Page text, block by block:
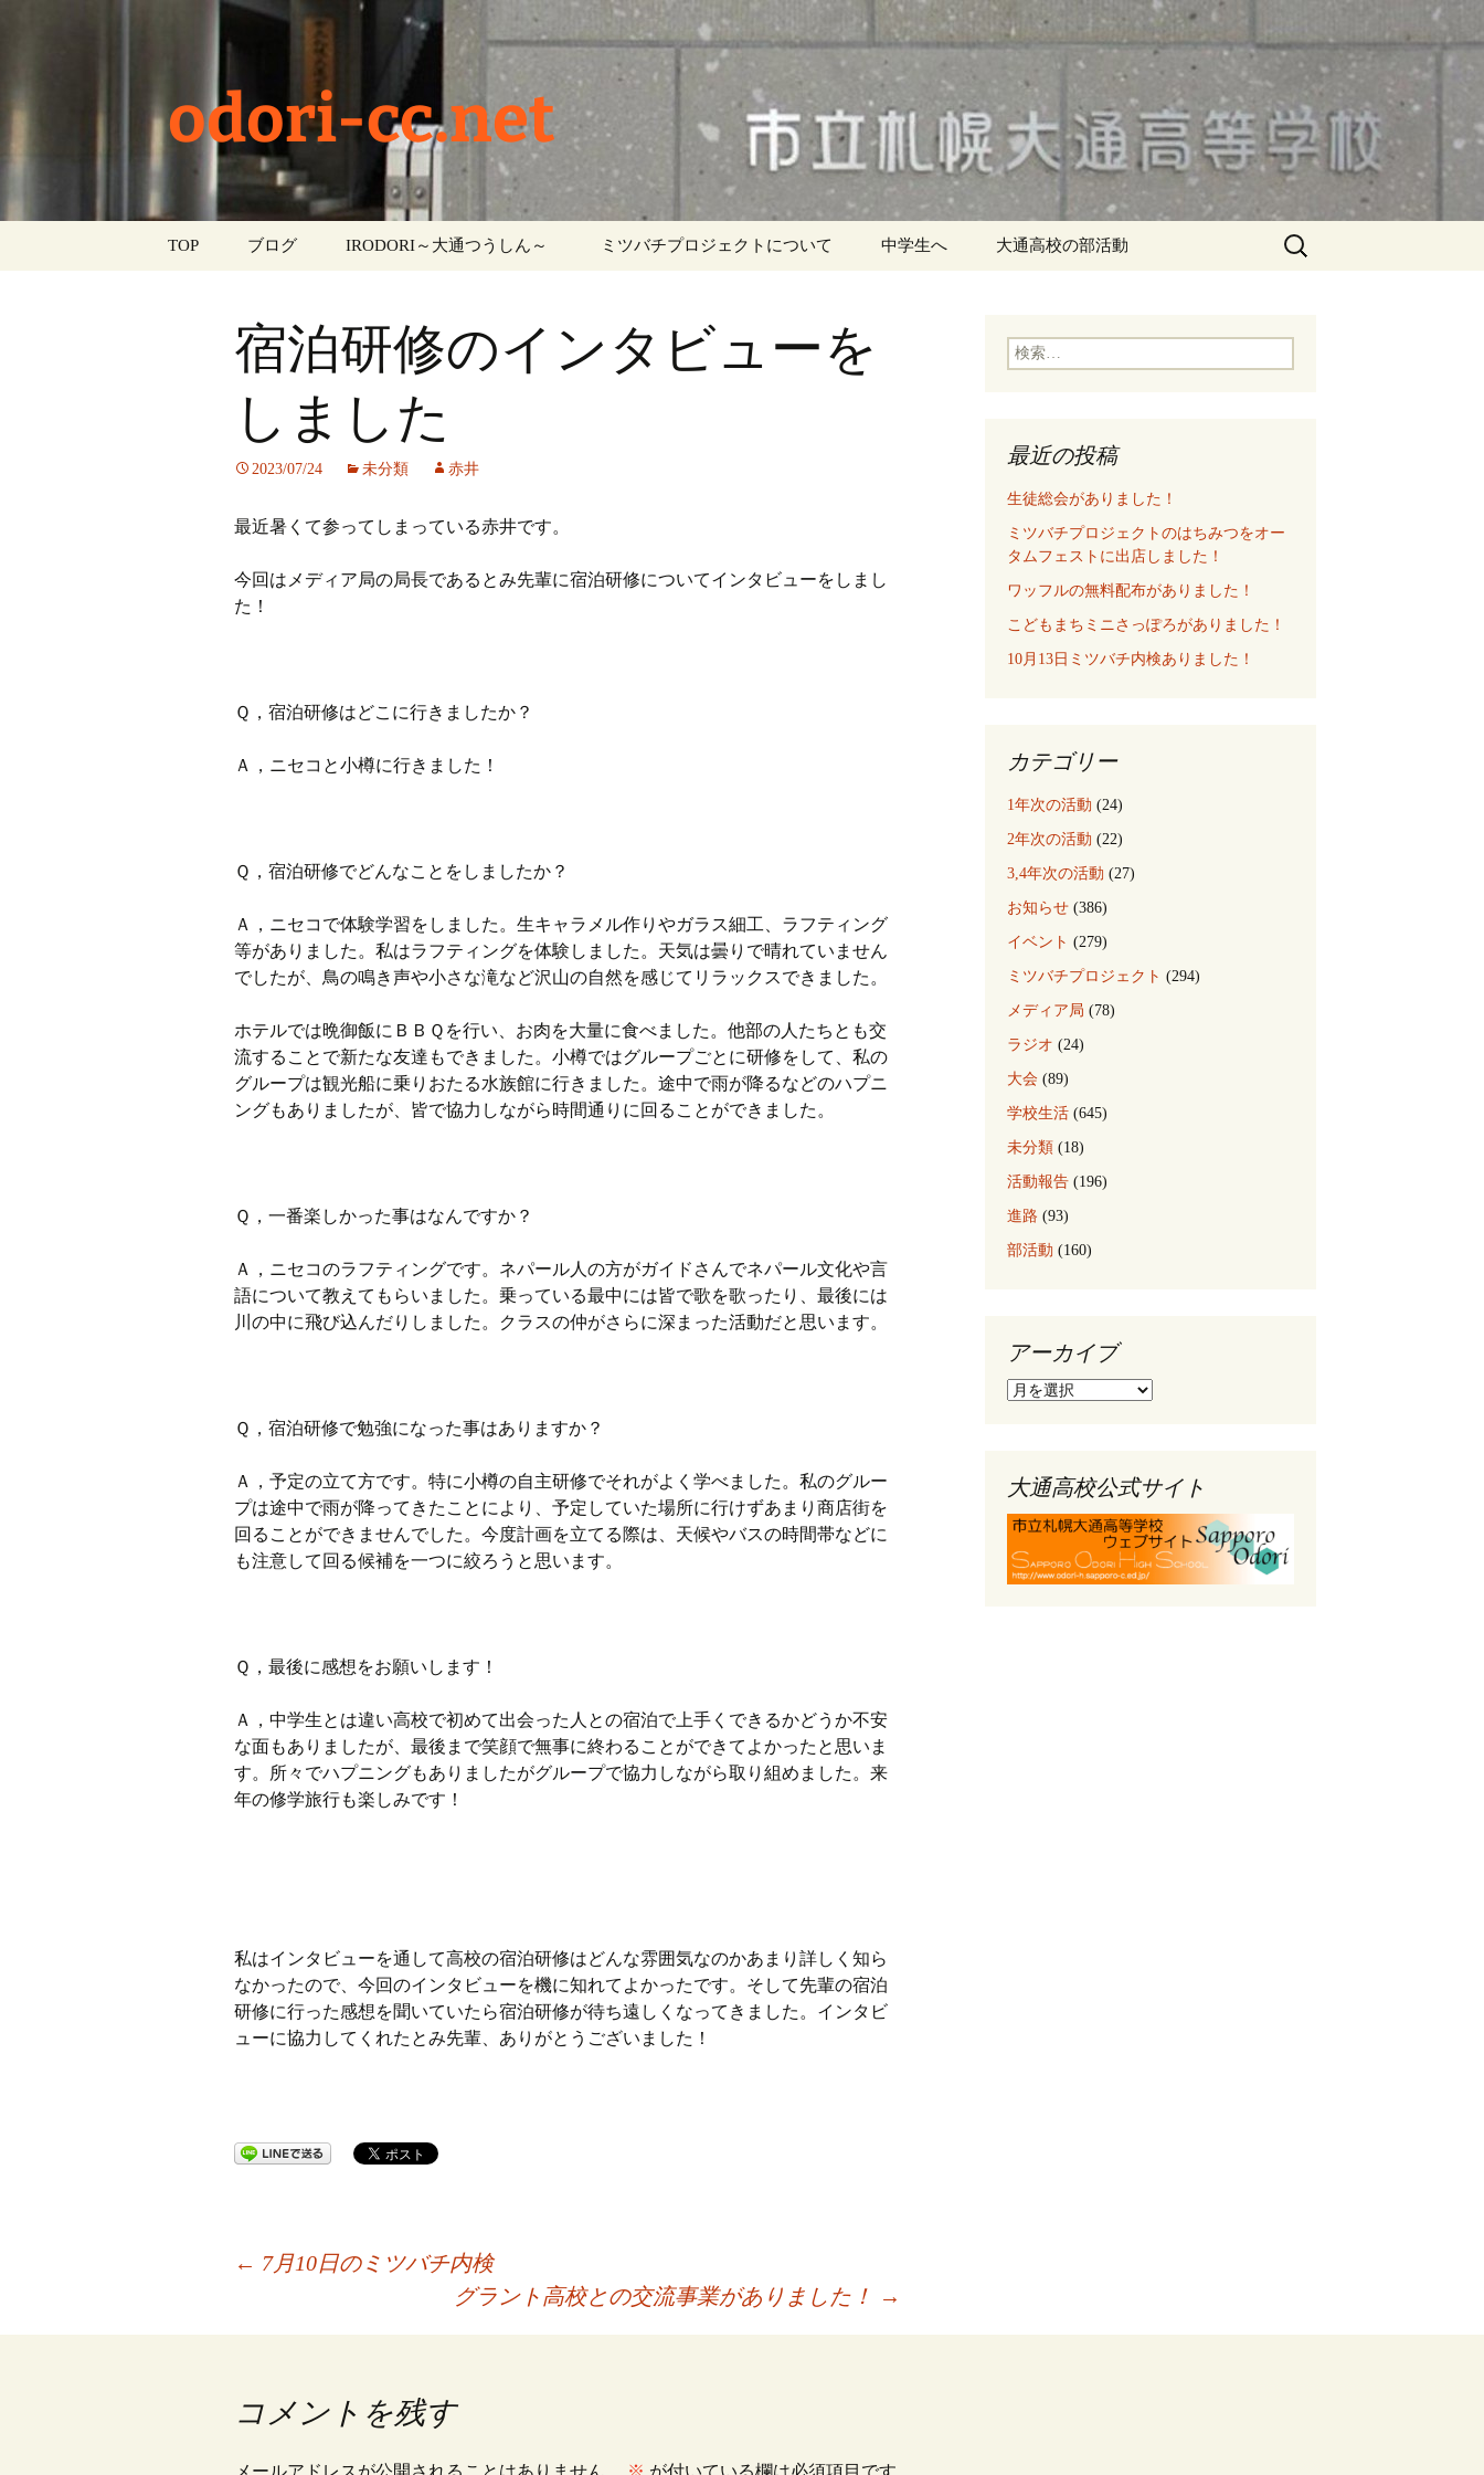
odori-cc.net
TOP ブログ
学校生活
イベント
部活動
ミツバチプロジェクト
IRODORI～大通つうしん～ ‎ ミツバチプロジェクトについて 中学生へ 大通高校の部活動
検
索:
宿泊研修のインタビューを
しました
2023/07/24 未分類 赤井
最近暑くて参ってしまっている赤井です。
今回はメディア局の局長であるとみ先輩に宿泊研修についてインタビューをしまし
た！
Ｑ，宿泊研修はどこに行きましたか？
Ａ，ニセコと小樽に行きました！
Ｑ，宿泊研修でどんなことをしましたか？
Ａ，ニセコで体験学習をしました。生キャラメル作りやガラス細工、ラフティング
等がありました。私はラフティングを体験しました。天気は曇りで晴れていません
でしたが、鳥の鳴き声や小さな滝など沢山の自然を感じてリラックスできました。
ホテルでは晩御飯にＢＢＱを行い、お肉を大量に食べました。他部の人たちとも交
流することで新たな友達もできました。小樽ではグループごとに研修をして、私の
グループは観光船に乗りおたる水族館に行きました。途中で雨が降るなどのハプニ
ングもありましたが、皆で協力しながら時間通りに回ることができました。
Ｑ，一番楽しかった事はなんですか？
Ａ，ニセコのラフティングです。ネパール人の方がガイドさんでネパール文化や言
語について教えてもらいました。乗っている最中には皆で歌を歌ったり、最後には
川の中に飛び込んだりしました。クラスの仲がさらに深まった活動だと思います。
Ｑ，宿泊研修で勉強になった事はありますか？
Ａ，予定の立て方です。特に小樽の自主研修でそれがよく学べました。私のグルー
プは途中で雨が降ってきたことにより、予定していた場所に行けずあまり商店街を
回ることができませんでした。今度計画を立てる際は、天候やバスの時間帯などに
も注意して回る候補を一つに絞ろうと思います。
Ｑ，最後に感想をお願いします！
Ａ，中学生とは違い高校で初めて出会った人との宿泊で上手くできるかどうか不安
な面もありましたが、最後まで笑顔で無事に終わることができてよかったと思いま
す。所々でハプニングもありましたがグループで協力しながら取り組めました。来
年の修学旅行も楽しみです！
私はインタビューを通して高校の宿泊研修はどんな雰囲気なのかあまり詳しく知ら
なかったので、今回のインタビューを機に知れてよかったです。そして先輩の宿泊
研修に行った感想を聞いていたら宿泊研修が待ち遠しくなってきました。インタビ
ューに協力してくれたとみ先輩、ありがとうございました！
稿
← 7月10日のミツバチ内検
グラント高校との交流事業がありました！
→
コメントを残す
メールアドレスが公開されることはありません。 ※ が付いている欄は必須項目です
検
索:
最近の投稿
生徒総会がありました！
ミツバチプロジェクトのはちみつをオー
タムフェストに出店しました！
ワッフルの無料配布がありました！
こどもまちミニさっぽろがありました！
10月13日ミツバチ内検ありました！
カテゴリー
1年次の活動 (24)
2年次の活動 (22)
3,4年次の活動 (27)
お知らせ (386)
イベント (279)
ミツバチプロジェクト (294)
メディア局 (78)
ラジオ (24)
大会 (89)
学校生活 (645)
未分類 (18)
活動報告 (196)
進路 (93)
部活動 (160)
アーカイブ
ア
ブ
大通高校公式サイト